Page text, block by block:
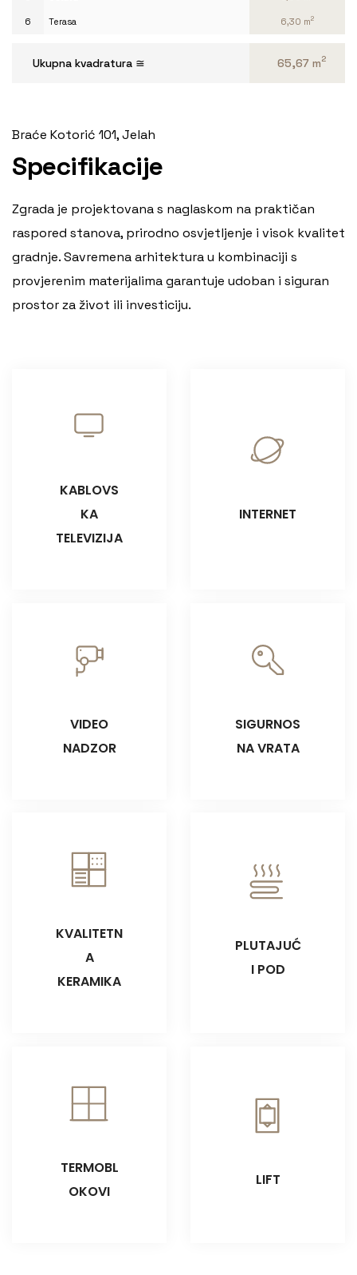
6 Terasa 6,30 m2
Ukupna kvadratura ≅ 65,67 m2
Braće Kotorić 101, Jelah
Specifikacije
Zgrada je projektovana s naglaskom na praktičan
raspored stanova, prirodno osvjetljenje i visok kvalitet
gradnje. Savremena arhitektura u kombinaciji s
provjerenim materijalima garantuje udoban i siguran
prostor za život ili investiciju.
KABLOVS
KA
TELEVIZIJA
INTERNET
VIDEO
NADZOR
SIGURNOS
NA VRATA
KVALITETN
A
KERAMIKA
PLUTAJUĆ
I POD
TERMOBL
OKOVI
LIFT